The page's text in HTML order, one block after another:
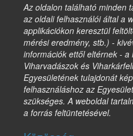
Az oldalon található minden
az oldali felhasználói által a
applikációkon keresztül
mérési eredmény, stb.) -
információk ettől eltérnek - a
Viharvadászok és
Egyesületének tulajdonát
felhasználáshoz az
szükséges. A weboldal
a forrás feltüntetésével.